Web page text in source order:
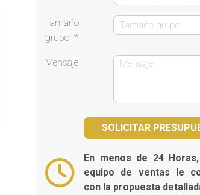
Tamaño
grupo *
Mensaje
En menos de 24
equipo de ventas le
con la propuesta